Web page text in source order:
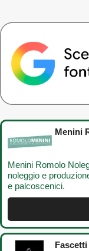
Menini
Menini Romolo
noleggio e
e palcoscenici.